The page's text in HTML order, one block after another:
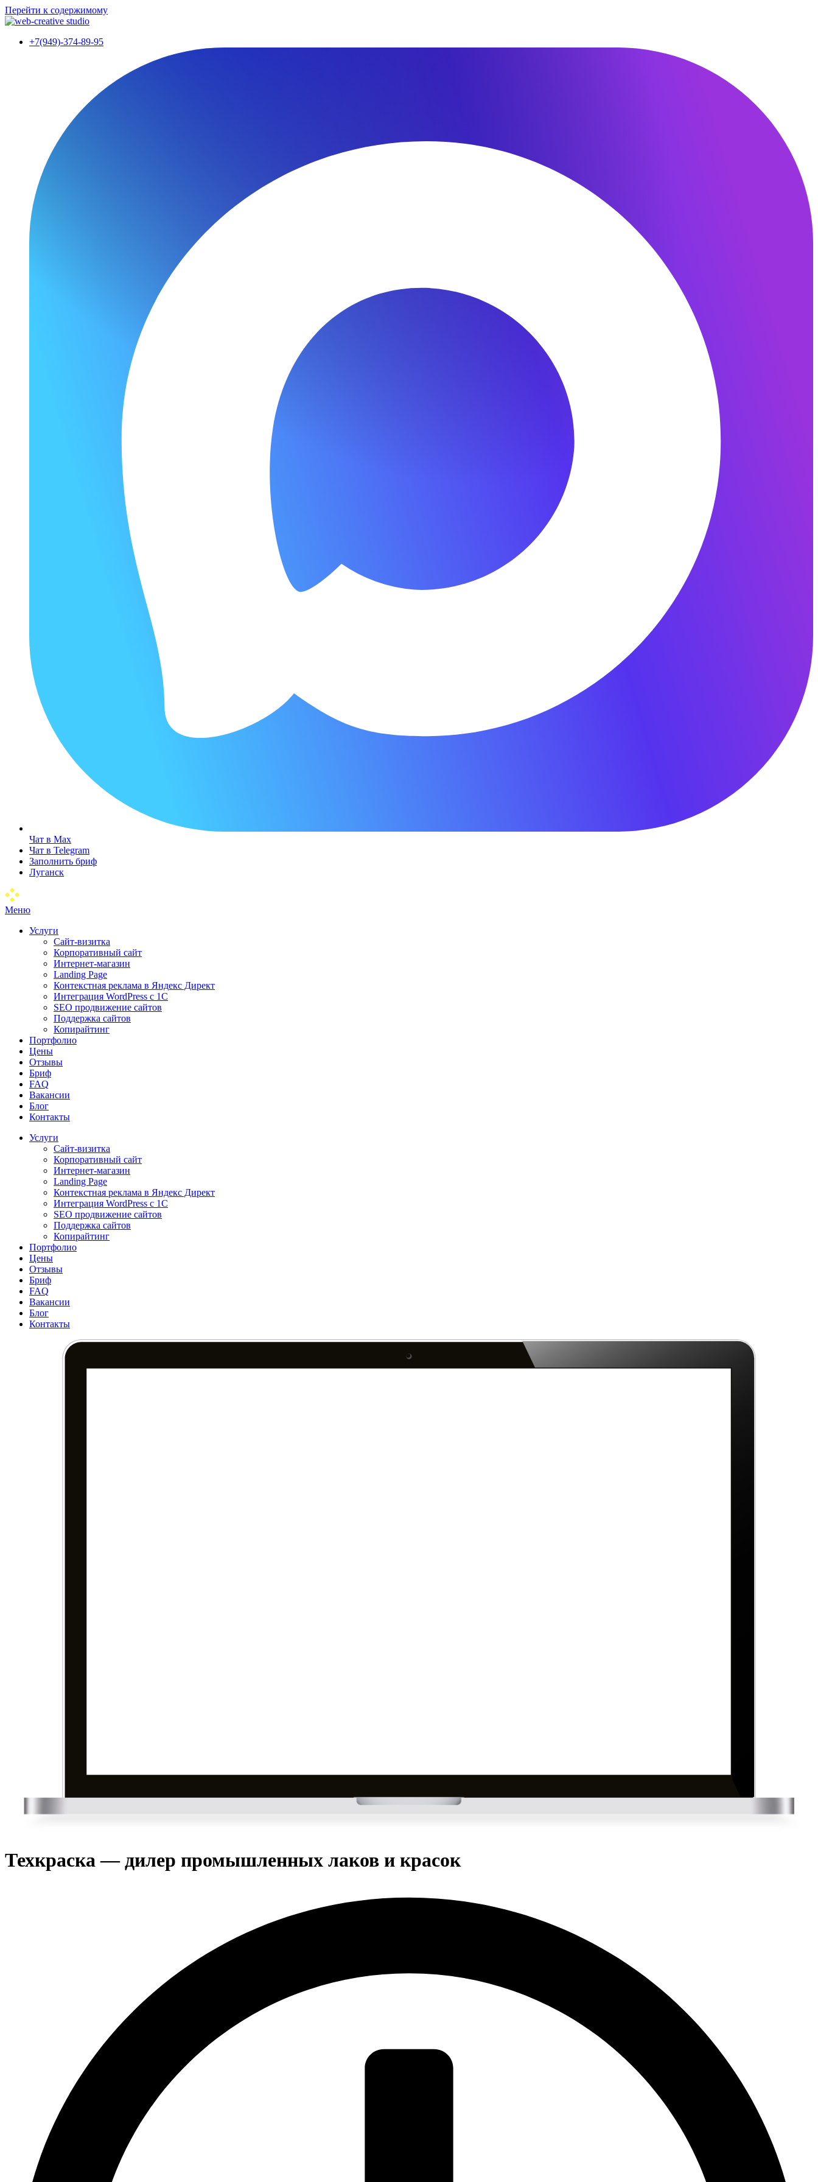
Перейти к содержимому
+7(949)-374-89-95
Чат в Max
Чат в Telegram
Заполнить бриф
Луганск
Меню
Услуги
Сайт-визитка
Корпоративный сайт
Интернет-магазин
Landing Page
Контекстная реклама в Яндекс Директ
Интеграция WordPress c 1C
SEO продвижение сайтов
Поддержка сайтов
Копирайтинг
Портфолио
Цены
Отзывы
Бриф
FAQ
Вакансии
Блог
Контакты
Услуги
Сайт-визитка
Корпоративный сайт
Интернет-магазин
Landing Page
Контекстная реклама в Яндекс Директ
Интеграция WordPress c 1C
SEO продвижение сайтов
Поддержка сайтов
Копирайтинг
Портфолио
Цены
Отзывы
Бриф
FAQ
Вакансии
Блог
Контакты
Техкраска — дилер промышленных лаков и красок